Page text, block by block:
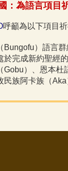
：為語言項目
呼籲為以下項目祈
Bungofu）語言
於完成新約聖經
Gobu）、恩本杜
民族阿卡族（Aka